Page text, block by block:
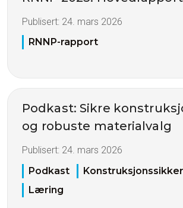
Publisert: 24. mars 2026
RNNP-rapport
Podkast: Sikre
og robuste materialvalg
Publisert: 24. mars 2026
Podkast
Læring